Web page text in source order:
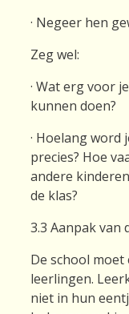
· Negeer hen
Zeg wel:
· Wat erg voor
kunnen doen?
· Hoelang word
precies? Hoe
andere
de klas?
3.3 Aanpak van
De school
leerlingen.
niet in hun